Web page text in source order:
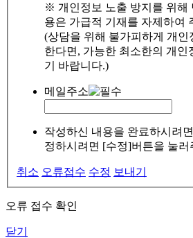
※ 개인정보 노출 방지를 위해
용은 가급적 기재를 자제하여
(상담을 위해 불가피하게 개
한다면, 가능한 최소한의 개인
기 바랍니다.)
메일주소
작성하신 내용을 완료하시려
정하시려면 [수정]버튼을 눌러
취소 오류접수 수정 보내기
오류 접수 확인
닫기